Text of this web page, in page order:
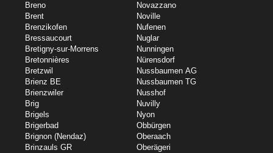
Breno
Brent
Brenzikofen
Bressaucourt
Bretigny-sur-Morrens
Bretonnières
Bretzwil
Brienz BE
Brienzwiler
Brig
Brigels
Brigerbad
Brignon (Nendaz)
Brinzauls GR
Novazzano
Noville
Nufenen
Nuglar
Nunningen
Nürensdorf
Nussbaumen AG
Nussbaumen TG
Nusshof
Nuvilly
Nyon
Obbürgen
Oberaach
Oberägeri